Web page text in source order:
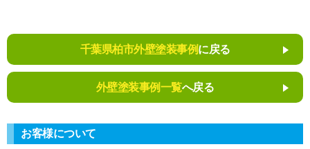
千葉県柏市外壁塗装事例に戻る
外壁塗装事例一覧へ戻る
お客様について